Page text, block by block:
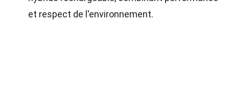
et respect de l'environnement.